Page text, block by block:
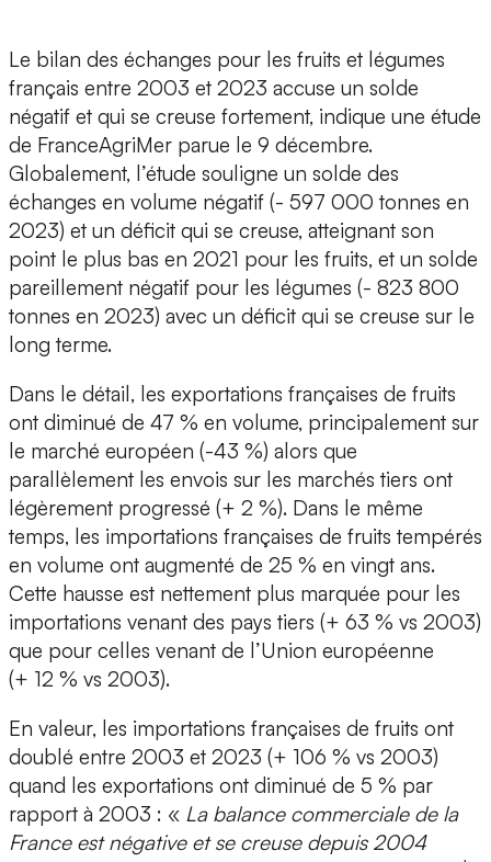
Le bilan des échanges pour les fruits et légumes
français entre 2003 et 2023 accuse un solde
négatif et qui se creuse fortement, indique une étude
de FranceAgriMer parue le 9 décembre.
Globalement, l’étude souligne un solde des
échanges en volume négatif (- 597 000 tonnes en
2023) et un déficit qui se creuse, atteignant son
point le plus bas en 2021 pour les fruits, et un solde
pareillement négatif pour les légumes (- 823 800
tonnes en 2023) avec un déficit qui se creuse sur le
long terme.
Dans le détail, les exportations françaises de fruits
ont diminué de 47 % en volume, principalement sur
le marché européen (-43 %) alors que
parallèlement les envois sur les marchés tiers ont
légèrement progressé (+ 2 %). Dans le même
temps, les importations françaises de fruits tempérés
en volume ont augmenté de 25 % en vingt ans.
Cette hausse est nettement plus marquée pour les
importations venant des pays tiers (+ 63 % vs 2003)
que pour celles venant de l’Union européenne
(+ 12 % vs 2003).
En valeur, les importations françaises de fruits ont
doublé entre 2003 et 2023 (+ 106 % vs 2003)
quand les exportations ont diminué de 5 % par
rapport à 2003 : « La balance commerciale de la
France est négative et se creuse depuis 2004